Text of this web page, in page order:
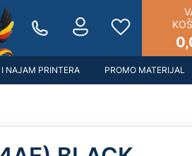
I NAJAM PRINTERA PROMO MATERIJAL